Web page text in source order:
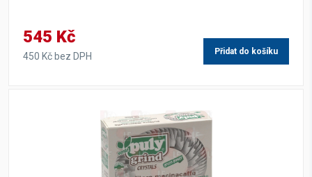
545 Kč
450 Kč bez DPH Přidat do košíku